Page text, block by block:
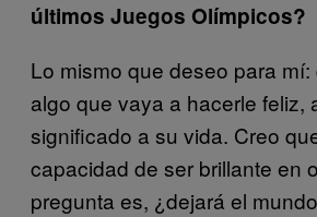
últimos Juegos Olímpicos?
Lo mismo que deseo para
algo que vaya a hacerle feliz,
significado a su vida. Creo
capacidad de ser brillante en
pregunta es, ¿dejará el